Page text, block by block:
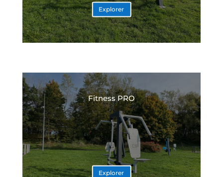
Explorer
Fitness PRO
Explorer